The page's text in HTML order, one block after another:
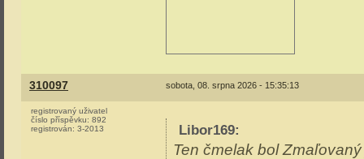
310097 sobota, 08. srpna 2026 - 15:35:13
registrovaný uživatel
číslo příspěvku: 892
registrován: 3-2013 Libor169:
Ten čmelak bol